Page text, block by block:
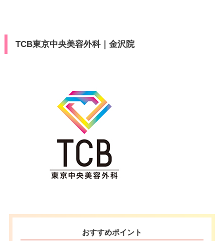
TCB東京中央美容外科｜金沢院
おすすめポイント